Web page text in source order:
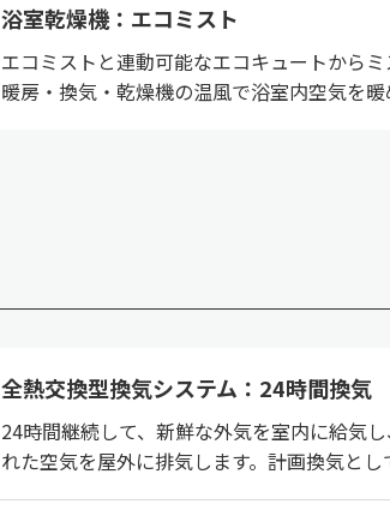
浴室乾燥機：エコミスト
エコミストと連動可能なエコキュートから
暖房・換気・乾燥機の温風で浴室内空気を暖
全熱交換型換気システム：24時間換気
24時間継続して、新鮮な外気を室内に給気
れた空気を屋外に排気します。計画換気とし